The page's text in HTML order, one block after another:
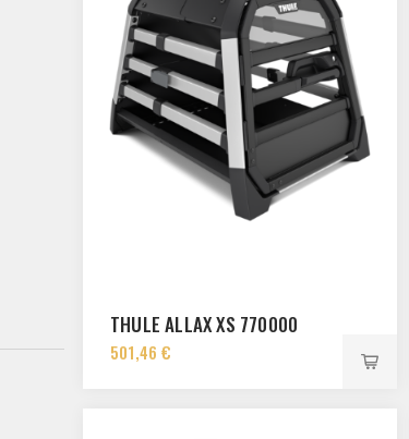
THULE ALLAX XS 770000
501,46 €